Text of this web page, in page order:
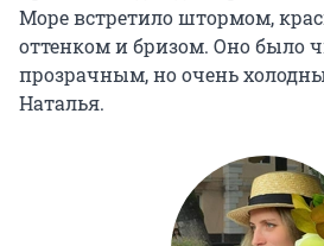
Море встретило штормом,
оттенком и бризом. Оно было
прозрачным, но очень
Наталья.